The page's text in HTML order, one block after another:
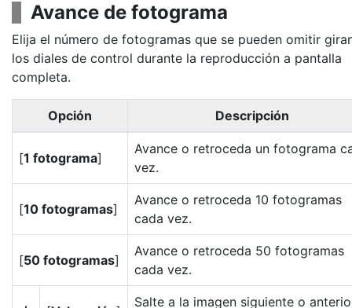
Avance de fotograma
Elija el número de fotogramas que se pueden omitir
los diales de control durante la reproducción a pantalla
completa.
Opción Descripción
[1 fotograma]
Avance o retroceda un fotograma
vez.
[10 fotogramas]
Avance o retroceda 10 fotogramas
cada vez.
[50 fotogramas]
Avance o retroceda 50 fotogramas
cada vez.
Salte a la imagen siguiente o